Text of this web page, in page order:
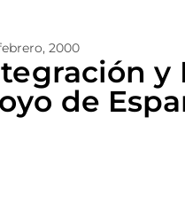
2000
y
de